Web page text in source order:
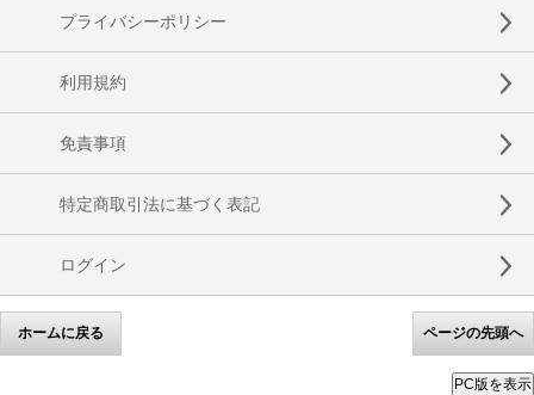
プライバシーポリシー
利用規約
免責事項
特定商取引法に基づく表記
ログイン
ホームに戻る ページの先頭へ